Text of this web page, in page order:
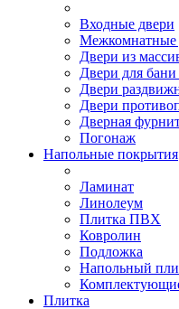
Входные двери
Межкомнатные
Двери из
Двери для бани
Двери
Двери
Дверная
Погонаж
Напольные покрытия
Ламинат
Линолеум
Плитка ПВХ
Ковролин
Подложка
Напольный
Плитка